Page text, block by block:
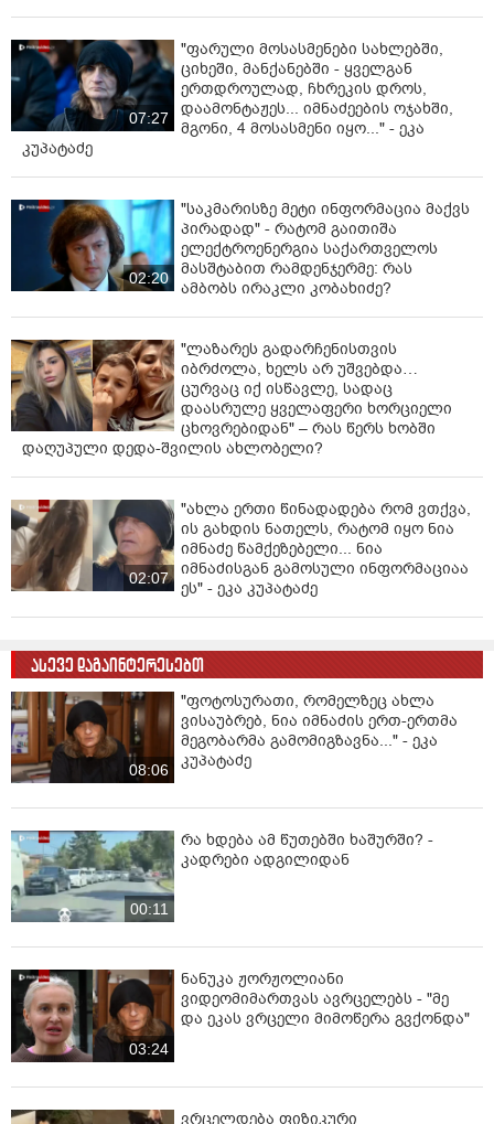
მასივებში პატრულირებას.
საგანგებო სიტუაციების მართვის სამსახური
მოგიწოდებთ, გამოიჩინოთ მაღალი სამოქალაქო
პასუხისმგებლობა, არ დაანთოთ ცეცხლი სასოფლო
წინააღმდეგ შემთხვევაში, გატარდება კანონით
გათვალისწინებული შესაბამისი ზომები.
დაკვამლიანების ან ცეცხლის შემჩნევის შემთხვევაში
კი დაუყოვნებლივ დარეკეთ შინაგან საქმეთა
სამინისტროს საზოგადოებრივი უსაფრთხოების
მართვის ცენტრ "112"-ში." -აღნიშნულია განცხადებაში
07:27
"ფარული მოსასმენები სახლებში,
ციხეში, მანქანებში - ყველგან
ერთდროულად, ჩხრეკის დროს,
დაამონტაჟეს... იმნაძეების ოჯახში,
მგონი, 4 მოსასმენი იყო..." - ეკა
კუპატაძე
02:20
"საკმარისზე მეტი ინფორმაცია მაქვს
პირადად" - რატომ გაითიშა
ელექტროენერგია საქართველოს
მასშტაბით რამდენჯერმე: რას
ამბობს ირაკლი კობახიძე?
"ლაზარეს გადარჩენისთვის
იბრძოლა, ხელს არ უშვებდა…
ცურვაც იქ ისწავლე, სადაც
დაასრულე ყველაფერი ხორციელი
ცხოვრებიდან" – რას წერს ხობში
დაღუპული დედა-შვილის ახლობელი?
02:07
"ახლა ერთი წინადადება რომ ვთქვა,
ის გახდის ნათელს, რატომ იყო ნია
იმნაძე წამქეზებელი... ნია
იმნაძისგან გამოსული ინფორმაციაა
ეს" - ეკა კუპატაძე
ასევე დაგაინტერესებთ
08:06
"ფოტოსურათი, რომელზეც ახლა
ვისაუბრებ, ნია იმნაძის ერთ-ერთმა
მეგობარმა გამომიგზავნა..." - ეკა
კუპატაძე
00:11
რა ხდება ამ წუთებში ხაშურში? -
კადრები ადგილიდან
03:24
ნანუკა ჟორჟოლიანი
ვიდეომიმართვას ავრცელებს - "მე
და ეკას ვრცელი მიმოწერა გვქონდა"
ვრცელდება ფიზიკური